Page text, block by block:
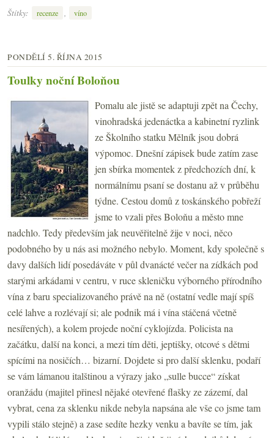
Štítky:
recenze víno
PONDĚLÍ 5. ŘÍJNA 2015
Toulky noční Boloňou
Pomalu ale jistě se adaptuji zpět na Čechy,
vinohradská jedenáctka a kabinetní ryzlink
ze Školního statku Mělník jsou dobrá
výpomoc. Dnešní zápisek bude zatím zase
jen sbírka momentek z předchozích dní, k
normálnímu psaní se dostanu až v průběhu
týdne. Cestou domů z toskánského pobřeží
jsme to vzali přes Boloňu a město mne
nadchlo. Tedy především jak neuvěřitelně žije v noci, něco
podobného by u nás asi možného nebylo. Moment, kdy společně s
davy dalších lidí posedáváte v půl dvanácté večer na zídkách pod
starými arkádami v centru, v ruce skleničku výborného přírodního
vína z baru specializovaného právě na ně (ostatní vedle mají spíš
celé lahve a rozlévají si; ale podnik má i vína stáčená včetně
nesířených), a kolem projede noční cyklojízda. Policista na
začátku, další na konci, a mezi tím děti, jeptišky, otcové s dětmi
spícími na nosičích… bizarní. Dojdete si pro další sklenku, podaří
se vám lámanou italštinou a výrazy jako „sulle bucce“ získat
oranžádu (majitel přinesl nějaké otevřené flašky ze zázemí, dal
vybrat, cena za sklenku nikde nebyla napsána ale vše co jsme tam
vypili stálo stejně) a zase sedíte hezky venku a bavíte se tím, jak